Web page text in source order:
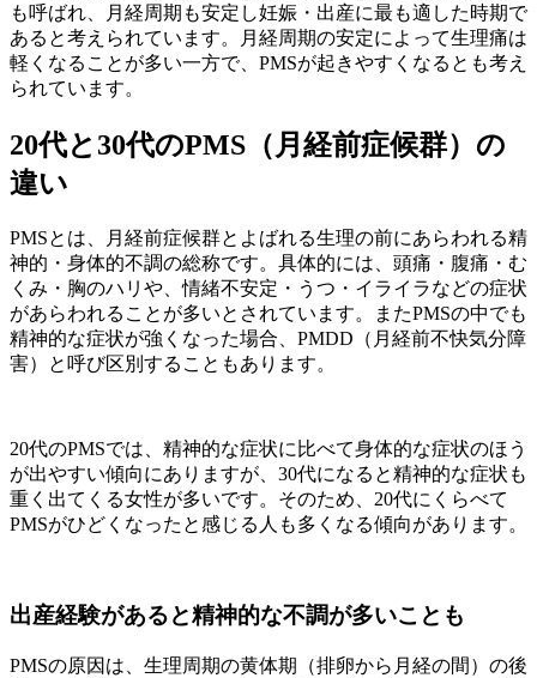
も呼ばれ、月経周期も安定し妊娠・出産に最も適した時期で
あると考えられています。月経周期の安定によって生理痛は
軽くなることが多い一方で、PMSが起きやすくなるとも考え
られています。
20代と30代のPMS（月経前症候群）の
違い
PMSとは、月経前症候群とよばれる生理の前にあらわれる精
神的・身体的不調の総称です。具体的には、頭痛・腹痛・む
くみ・胸のハリや、情緒不安定・うつ・イライラなどの症状
があらわれることが多いとされています。またPMSの中でも
精神的な症状が強くなった場合、PMDD（月経前不快気分障
害）と呼び区別することもあります。
20代のPMSでは、精神的な症状に比べて身体的な症状のほう
が出やすい傾向にありますが、30代になると精神的な症状も
重く出てくる女性が多いです。そのため、20代にくらべて
PMSがひどくなったと感じる人も多くなる傾向があります。
出産経験があると精神的な不調が多いことも
PMSの原因は、生理周期の黄体期（排卵から月経の間）の後